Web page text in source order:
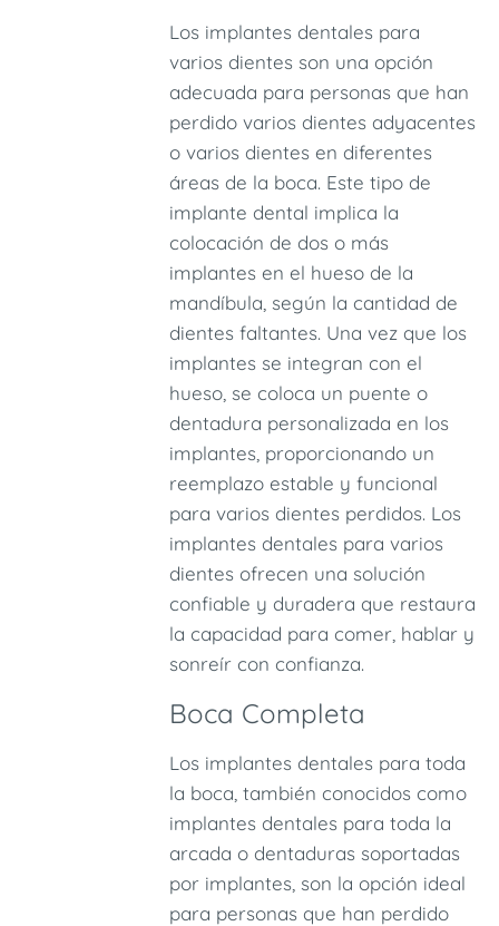
Los implantes dentales para
varios dientes son una opción
adecuada para personas que han
perdido varios dientes adyacentes
o varios dientes en diferentes
áreas de la boca. Este tipo de
implante dental implica la
colocación de dos o más
implantes en el hueso de la
mandíbula, según la cantidad de
dientes faltantes. Una vez que los
implantes se integran con el
hueso, se coloca un puente o
dentadura personalizada en los
implantes, proporcionando un
reemplazo estable y funcional
para varios dientes perdidos. Los
implantes dentales para varios
dientes ofrecen una solución
confiable y duradera que restaura
la capacidad para comer, hablar y
sonreír con confianza.
Boca Completa
Los implantes dentales para toda
la boca, también conocidos como
implantes dentales para toda la
arcada o dentaduras soportadas
por implantes, son la opción ideal
para personas que han perdido